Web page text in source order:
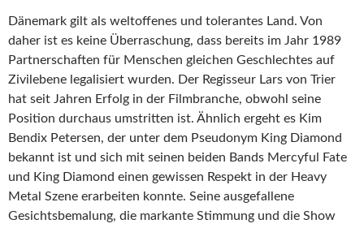
Dänemark gilt als weltoffenes und tolerantes Land. Von
daher ist es keine Überraschung, dass bereits im Jahr 1989
Partnerschaften für Menschen gleichen Geschlechtes auf
Zivilebene legalisiert wurden. Der Regisseur Lars von Trier
hat seit Jahren Erfolg in der Filmbranche, obwohl seine
Position durchaus umstritten ist. Ähnlich ergeht es Kim
Bendix Petersen, der unter dem Pseudonym King Diamond
bekannt ist und sich mit seinen beiden Bands Mercyful Fate
und King Diamond einen gewissen Respekt in der Heavy
Metal Szene erarbeiten konnte. Seine ausgefallene
Gesichtsbemalung, die markante Stimmung und die Show